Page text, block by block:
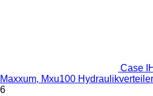
Case
Maxxum, Mxu100
6